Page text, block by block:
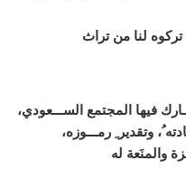
تركوه لنا من تراث
فيها المجتمع الســـعودي،
ُ، وتقدير ِ رمـــوزه،
والمنَعة له